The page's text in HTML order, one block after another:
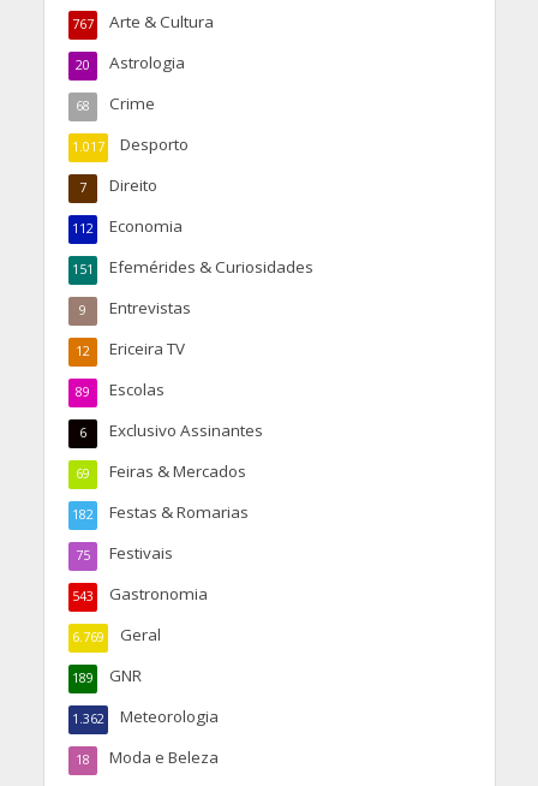
Arte & Cultura
767
Astrologia
20
Crime
68
Desporto
1.017
Direito
7
Economia
112
Efemérides & Curiosidades
151
Entrevistas
9
Ericeira TV
12
Escolas
89
Exclusivo Assinantes
6
Feiras & Mercados
69
Festas & Romarias
182
Festivais
75
Gastronomia
543
Geral
6.769
GNR
189
Meteorologia
1.362
Moda e Beleza
18